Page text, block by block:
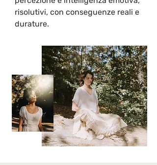
risolutivi, con conseguenze reali e
durature.